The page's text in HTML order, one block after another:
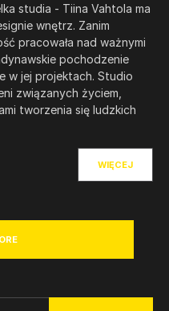
studia - Tiina Vahtola ma
wnętrz. Zanim
pracowała nad ważnymi
pochodzenie
w jej projektach. Studio
związanych życiem,
tworzenia się ludzkich
WIĘCEJ